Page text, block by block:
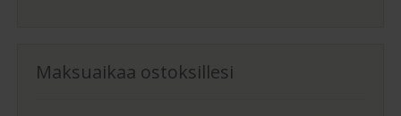
Maksuaikaa ostoksillesi